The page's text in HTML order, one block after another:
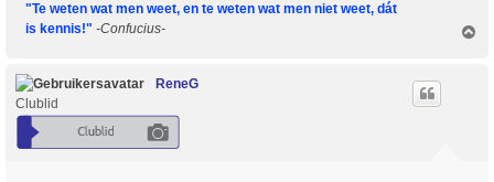
"Te weten wat men weet, en te weten wat men niet weet, dát
is kennis!" -Confucius-
ReneG
Clublid